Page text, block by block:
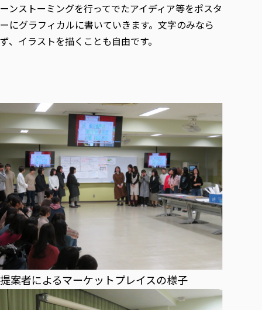
ーンストーミングを行ってでたアイディア等をポスタ
ーにグラフィカルに書いていきます。文字のみなら
ず、イラストを描くことも自由です。
提案者によるマーケットプレイスの様子